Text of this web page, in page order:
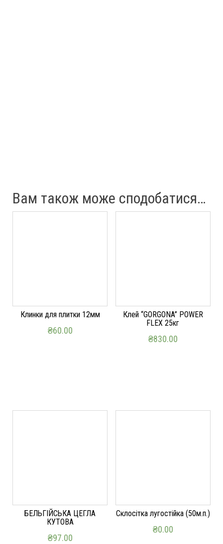
Вам також може сподобатися…
Клинки для плитки 12мм
₴60.00
Клей “GORGONA” POWER
FLEX 25кг
₴830.00
БЕЛЬГІЙСЬКА ЦЕГЛА
КУТОВА
₴97.00
Склосітка лугостійка (50м.п.)
₴0.00